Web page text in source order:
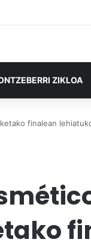
ZIKLOA
finalean